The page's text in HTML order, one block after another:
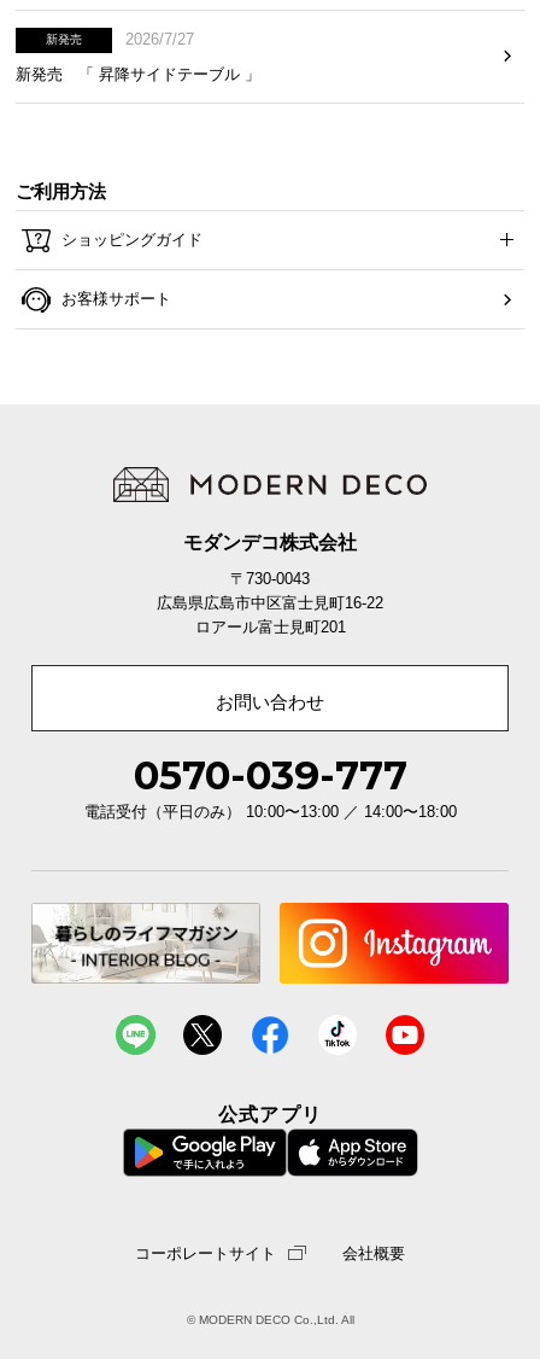
新発売
2026/7/27
新発売 「 昇降サイドテーブル 」
ご利用方法
ショッピングガイド
お客様サポート
モダンデコ株式会社
〒730-0043
広島県広島市中区富士見町16-22
ロアール富士見町201
お問い合わせ
0570-039-777
電話受付（平日のみ） 10:00〜13:00 ／ 14:00〜18:00
公式アプリ
コーポレートサイト 会社概要
© MODERN DECO Co.,Ltd. All